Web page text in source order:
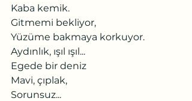
Kaba kemik.
Gitmemi bekliyor,
Yüzüme bakmaya korkuyor.
Aydınlık, ışıl ışıl...
Egede bir deniz
Mavi, çıplak,
Sorunsuz...